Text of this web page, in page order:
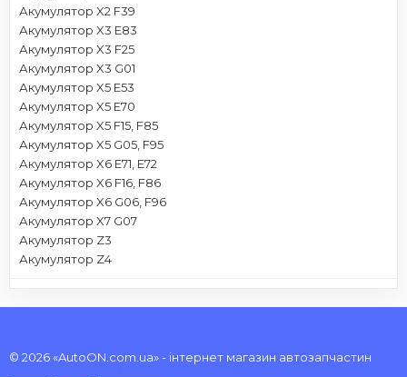
Акумулятор X2 F39
Акумулятор X3 E83
Акумулятор X3 F25
Акумулятор X3 G01
Акумулятор X5 E53
Акумулятор X5 E70
Акумулятор X5 F15, F85
Акумулятор X5 G05, F95
Акумулятор X6 E71, E72
Акумулятор X6 F16, F86
Акумулятор X6 G06, F96
Акумулятор X7 G07
Акумулятор Z3
Акумулятор Z4
© 2026 «AutoON.com.ua» - інтернет магазин автозапчастин